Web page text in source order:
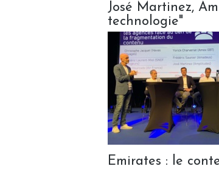
José Martinez,
technologie"
Emirates : le